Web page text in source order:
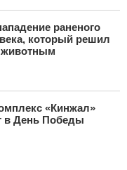
раненого
который решил
животным
«Кинжал»
в День Победы